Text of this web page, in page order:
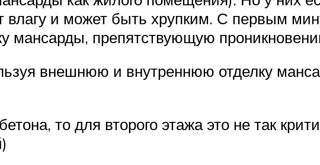
влагу и может быть хрупким. С первым
мансарды, препятствующую
внешнюю и внутреннюю отделку
то для второго этажа это не так